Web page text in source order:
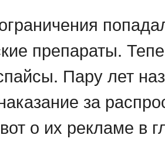
препараты.
Пару лет
за
о их рекламе в